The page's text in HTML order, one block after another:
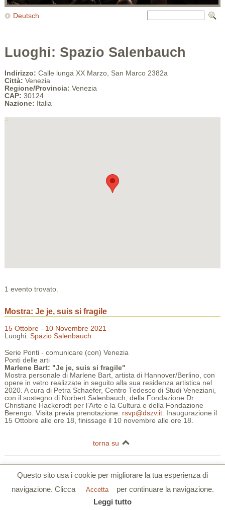
Deutsch
Luoghi: Spazio Salenbauch
Indirizzo: Calle lunga XX Marzo, San Marco 2382a
Città: Venezia
Regione/Provincia: Venezia
CAP: 30124
Nazione: Italia
1 evento trovato.
Mostra: Je je, suis si fragile
15 Ottobre - 10 Novembre 2021
Luoghi: Spazio Salenbauch
Serie Ponti - comunicare (con) Venezia
Ponti delle arti
Marlene Bart: "Je je, suis si fragile"
Mostra personale di Marlene Bart, artista di Hannover/Berlino, con
opere in vetro realizzate in seguito alla sua residenza artistica nel
2020. A cura di Petra Schaefer, Centro Tedesco di Studi Veneziani,
con il sostegno di Norbert Salenbauch, della Fondazione Dr.
Christiane Hackerodt per l’Arte e la Cultura e della Fondazione
Berengo. Visita previa prenotazione: rsvp@dszv.it. Inaugurazione il
15 Ottobre alle ore 18, finissage il 10 novembre alle ore 18.
torna su
S.Polo 2765/a Calle Corner 30125 Venezia
Tel. 0039 041 5206355 | Fax. 0039 041 5206780 |www.dszv.it|Privacy
Policy
Cookie Policy
Questo sito usa i cookie per migliorare la tua esperienza di
navigazione. Clicca
Accetta
per continuare la navigazione.
Leggi tutto